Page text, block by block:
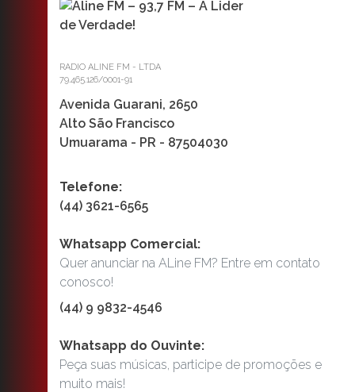
RADIO ALINE FM - LTDA
79.465.126/0001-91
Avenida Guarani, 2650
Alto São Francisco
Umuarama - PR - 87504030
Telefone:
(44) 3621-6565
Whatsapp Comercial:
Quer anunciar na ALine FM? Entre em contato
conosco!
(44) 9 9832-4546
Whatsapp do Ouvinte:
Peça suas músicas, participe de promoções e
muito mais!